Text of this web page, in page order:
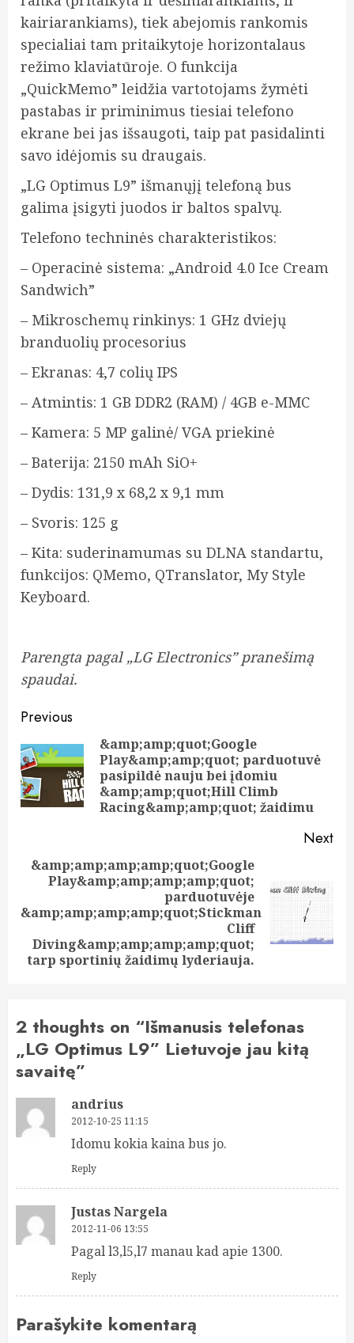
kairiarankiams), tiek abejomis rankomis
specialiai tam pritaikytoje horizontalaus
režimo klaviatūroje. O funkcija
„QuickMemo” leidžia vartotojams žymėti
pastabas ir priminimus tiesiai telefono
ekrane bei jas išsaugoti, taip pat pasidalinti
savo idėjomis su draugais.
„LG Optimus L9” išmanųjį telefoną bus
galima įsigyti juodos ir baltos spalvų.
Telefono techninės charakteristikos:
– Operacinė sistema: „Android 4.0 Ice Cream
Sandwich”
– Mikroschemų rinkinys: 1 GHz dviejų
branduolių procesorius
– Ekranas: 4,7 colių IPS
– Atmintis: 1 GB DDR2 (RAM) / 4GB e-MMC
– Kamera: 5 MP galinė/ VGA priekinė
– Baterija: 2150 mAh SiO+
– Dydis: 131,9 x 68,2 x 9,1 mm
– Svoris: 125 g
– Kita: suderinamumas su DLNA standartu,
funkcijos: QMemo, QTranslator, My Style
Keyboard.
Parengta pagal „LG Electronics” pranešimą
spaudai.
Post
navigation
Previous
&amp;amp;quot;Google
Play&amp;amp;quot; parduotuvė
pasipildė nauju bei įdomiu
&amp;amp;quot;Hill Climb
Racing&amp;amp;quot; žaidimu
Next
Next
&amp;amp;amp;amp;quot;Google
Play&amp;amp;amp;amp;quot;
parduotuvėje
&amp;amp;amp;amp;quot;Stickman
Cliff
Diving&amp;amp;amp;amp;quot;
tarp sportinių žaidimų lyderiauja.
2 thoughts on “Išmanusis telefonas
„LG Optimus L9” Lietuvoje jau kitą
savaitę”
andrius
2012-10-25 11:15
Idomu kokia kaina bus jo.
Reply
Justas Nargela
2012-11-06 13:55
Pagal l3,l5,l7 manau kad apie 1300.
Reply
Parašykite komentarą